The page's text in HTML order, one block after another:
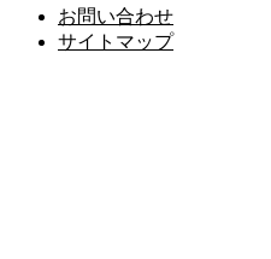
お問い合わせ
サイトマップ